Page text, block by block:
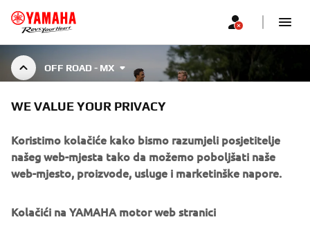
OFF ROAD - MX
OFF ROAD - MX COLLECTION
Designed in collaboration with Alpinestars, this specialized
motocross and off-road riding. This collectio
WE VALUE YOUR PRIVACY
Koristimo kolačiće kako bismo razumjeli posjetitelje
našeg web-mjesta tako da možemo poboljšati naše
web-mjesto, proizvode, usluge i marketinške napore.
Kolačići na YAMAHA motor web stranici